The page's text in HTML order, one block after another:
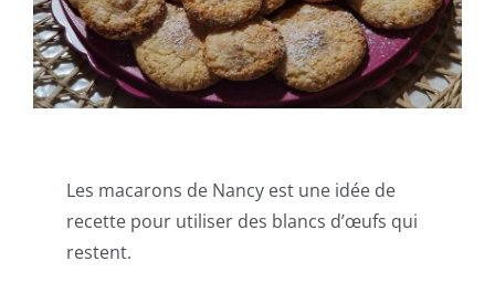
Les macarons de Nancy est une idée de
recette pour utiliser des blancs d’œufs qui
restent.